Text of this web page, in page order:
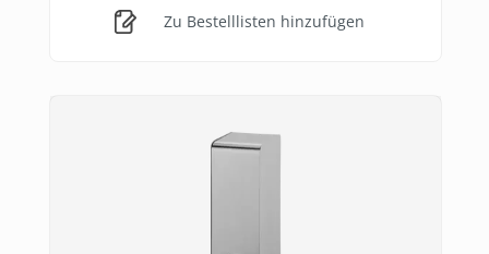
Zu Bestelllisten hinzufügen